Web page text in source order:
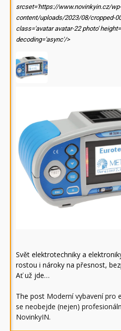
srcset='https://www.novinkyin.cz/wp-
content/uploads/2023/08/cropped-
class='avatar avatar-22 photo'
decoding='async'/>
Svět elektrotechniky a
rostou i nároky na přesnost,
Ať už jde…
The post Moderní vybavení pro
se neobejde (nejen)
NovinkyIN.